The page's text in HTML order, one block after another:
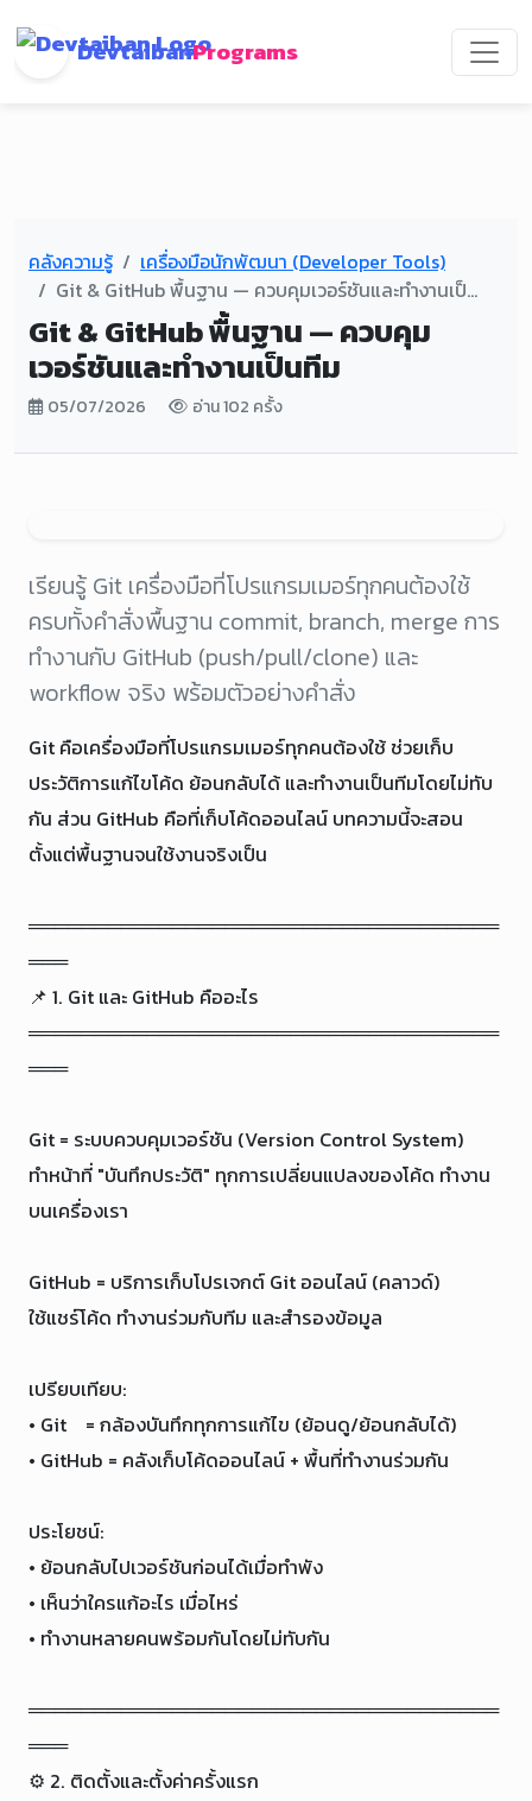
DevtaibanPrograms
คลังความรู้
เครื่องมือนักพัฒนา (Developer Tools)
Git & GitHub พื้นฐาน — ควบคุมเวอร์ชันและทำงานเป็...
Git & GitHub พื้นฐาน — ควบคุม
เวอร์ชันและทำงานเป็นทีม
05/07/2026 อ่าน 102 ครั้ง
เรียนรู้ Git เครื่องมือที่โปรแกรมเมอร์ทุกคนต้องใช้
ครบทั้งคำสั่งพื้นฐาน commit, branch, merge การ
ทำงานกับ GitHub (push/pull/clone) และ
workflow จริง พร้อมตัวอย่างคำสั่ง
Git คือเครื่องมือที่โปรแกรมเมอร์ทุกคนต้องใช้ ช่วยเก็บ
ประวัติการแก้ไขโค้ด ย้อนกลับได้ และทำงานเป็นทีมโดยไม่ทับ
กัน ส่วน GitHub คือที่เก็บโค้ดออนไลน์ บทความนี้จะสอน
ตั้งแต่พื้นฐานจนใช้งานจริงเป็น
════════════════════════════════════
═══
📌 1. Git และ GitHub คืออะไร
════════════════════════════════════
═══
Git = ระบบควบคุมเวอร์ชัน (Version Control System)
ทำหน้าที่ "บันทึกประวัติ" ทุกการเปลี่ยนแปลงของโค้ด ทำงาน
บนเครื่องเรา
GitHub = บริการเก็บโปรเจกต์ Git ออนไลน์ (คลาวด์)
ใช้แชร์โค้ด ทำงานร่วมกับทีม และสำรองข้อมูล
เปรียบเทียบ:
• Git    = กล้องบันทึกทุกการแก้ไข (ย้อนดู/ย้อนกลับได้)
• GitHub = คลังเก็บโค้ดออนไลน์ + พื้นที่ทำงานร่วมกัน
ประโยชน์:
• ย้อนกลับไปเวอร์ชันก่อนได้เมื่อทำพัง
• เห็นว่าใครแก้อะไร เมื่อไหร่
• ทำงานหลายคนพร้อมกันโดยไม่ทับกัน
════════════════════════════════════
═══
⚙️ 2. ติดตั้งและตั้งค่าครั้งแรก